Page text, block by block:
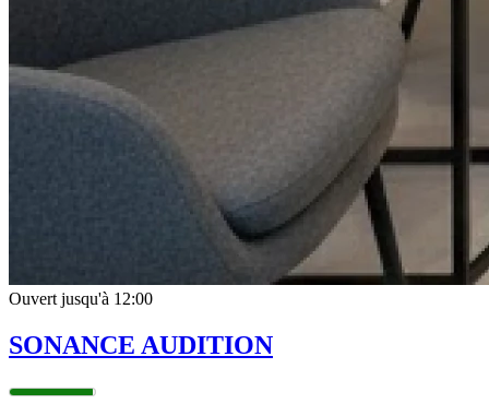
Ouvert jusqu'à 12:00
SONANCE AUDITION